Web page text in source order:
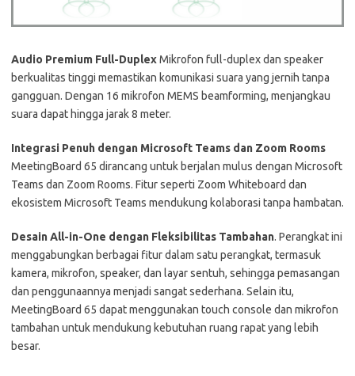
Audio Premium Full-DuplexMikrofon full-duplex dan speaker
berkualitas tinggi memastikan komunikasi suara yang jernih tanpa
gangguan. Dengan 16 mikrofon MEMS beamforming, menjangkau
suara dapat hingga jarak 8 meter.
Integrasi Penuh dengan Microsoft Teams dan Zoom Rooms
MeetingBoard 65 dirancang untuk berjalan mulus dengan Microsoft
Teams dan Zoom Rooms. Fitur seperti Zoom Whiteboard dan
ekosistem Microsoft Teams mendukung kolaborasi tanpa hambatan.
Desain All-in-One dengan Fleksibilitas Tambahan. Perangkat ini
menggabungkan berbagai fitur dalam satu perangkat, termasuk
kamera, mikrofon, speaker, dan layar sentuh, sehingga pemasangan
dan penggunaannya menjadi sangat sederhana. Selain itu,
MeetingBoard 65 dapat menggunakan touch console dan mikrofon
tambahan untuk mendukung kebutuhan ruang rapat yang lebih
besar.